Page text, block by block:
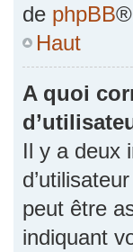
de phpBB
Haut
A quoi
Il y a deux
peut être
indiquant